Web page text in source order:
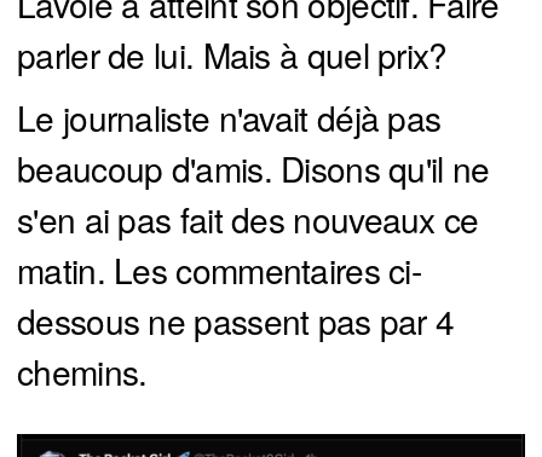
parler de lui. Mais à quel prix?
Le journaliste n'avait déjà pas
beaucoup d'amis. Disons qu'il ne
s'en ai pas fait des nouveaux ce
matin. Les commentaires ci-
dessous ne passent pas par 4
chemins.